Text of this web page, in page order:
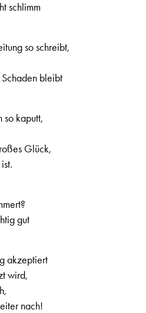
schlimm
so schreibt,
bleibt
so kaputt,
Glück,
gut
akzeptiert
wird,
nach!